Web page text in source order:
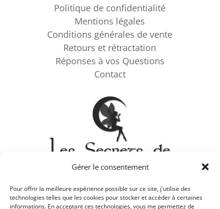
Gérer le consentement
Pour offrir la meilleure expérience possible sur ce site, j'utilise des
technologies telles que les cookies pour stocker et accéder à certaines
informations. En acceptant ces technologies, vous me permettez de
Politique de confidentialité
Mentions légales
Conditions générales de vente
Retours et rétractation
Réponses à vos Questions
Contact
Panier Commander Mon compte